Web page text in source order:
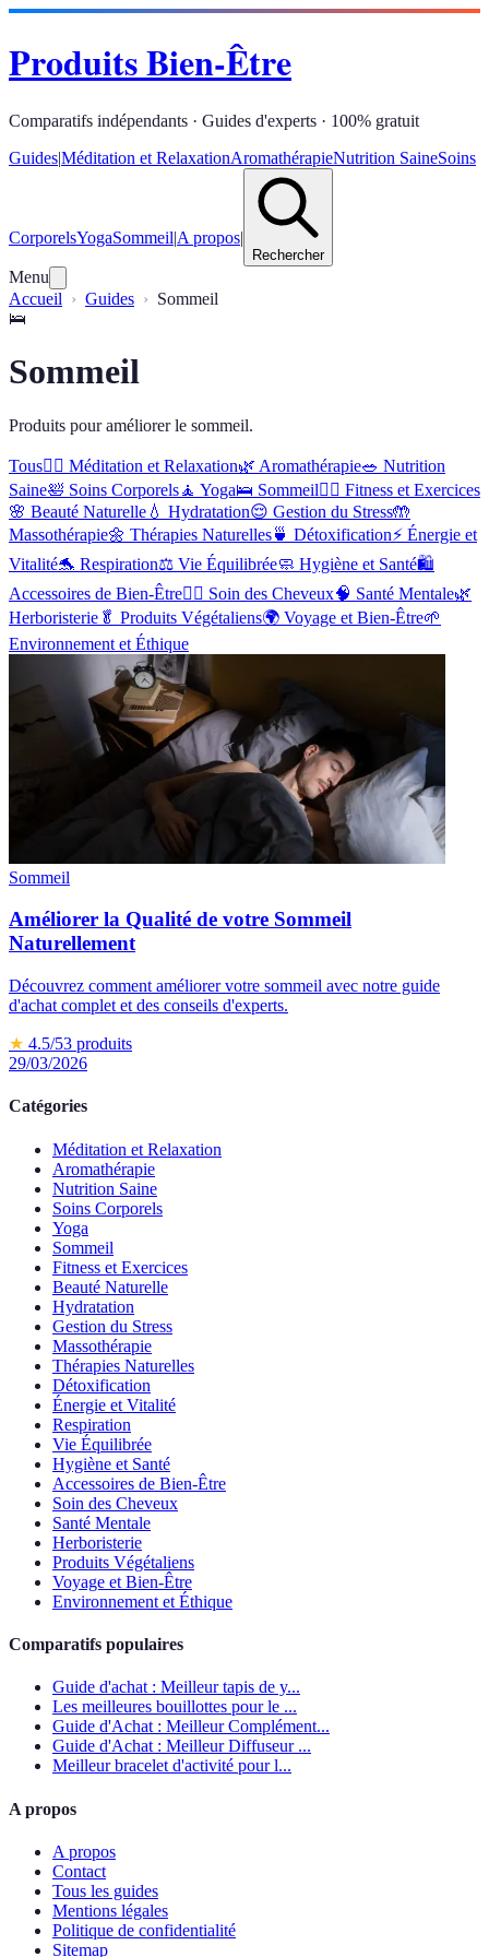
Produits Bien-Être
Comparatifs indépendants · Guides d'experts · 100% gratuit
Guides|Méditation et RelaxationAromathérapieNutrition SaineSoins
CorporelsYogaSommeil|A propos|
Rechercher
Menu
Accueil
Guides
Sommeil
🛌
Sommeil
Produits pour améliorer le sommeil.
Tous🧘‍♀️ Méditation et Relaxation🌿 Aromathérapie🥗 Nutrition
Saine🛀 Soins Corporels🧘 Yoga🛌 Sommeil🏋️‍♂️ Fitness et Exercices
🌸 Beauté Naturelle 💧 Hydratation😌 Gestion du Stress🤲
Massothérapie🌼 Thérapies Naturelles🍵 Détoxification⚡ Énergie et
Vitalité🐬 Respiration⚖️ Vie Équilibrée🧼 Hygiène et Santé🛍️
Accessoires de Bien-Être💇‍♀️ Soin des Cheveux🧠 Santé Mentale🌿
Herboristerie 🥬 Produits Végétaliens🌍 Voyage et Bien-Être🌱
Environnement et Éthique
Sommeil
Améliorer la Qualité de votre Sommeil
Naturellement
Découvrez comment améliorer votre sommeil avec notre guide
d'achat complet et des conseils d'experts.
★ 4.5/53 produits
29/03/2026
Catégories
Méditation et Relaxation
Aromathérapie
Nutrition Saine
Soins Corporels
Yoga
Sommeil
Fitness et Exercices
Beauté Naturelle
Hydratation
Gestion du Stress
Massothérapie
Thérapies Naturelles
Détoxification
Énergie et Vitalité
Respiration
Vie Équilibrée
Hygiène et Santé
Accessoires de Bien-Être
Soin des Cheveux
Santé Mentale
Herboristerie
Produits Végétaliens
Voyage et Bien-Être
Environnement et Éthique
Comparatifs populaires
Guide d'achat : Meilleur tapis de y...
Les meilleures bouillottes pour le ...
Guide d'Achat : Meilleur Complément...
Guide d'Achat : Meilleur Diffuseur ...
Meilleur bracelet d'activité pour l...
A propos
A propos
Contact
Tous les guides
Mentions légales
Politique de confidentialité
Sitemap